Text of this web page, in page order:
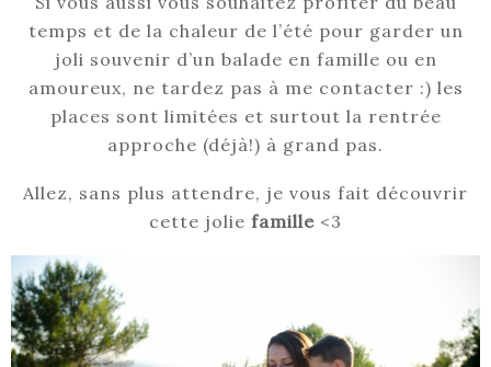
temps et de la chaleur de l’été pour garder un
joli souvenir d’un balade en famille ou en
amoureux, ne tardez pas à me contacter :) les
places sont limitées et surtout la rentrée
approche (déjà!) à grand pas.
Allez, sans plus attendre, je vous fait découvrir
cette jolie famille <3